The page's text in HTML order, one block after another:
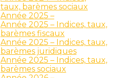
taux, barèmes sociaux
Année 2025 –
Année 2025 – Indices, taux,
barèmes fiscaux
Année 2025 – Indices, taux,
barèmes juridiques
Année 2025 – Indices, taux,
barèmes sociaux